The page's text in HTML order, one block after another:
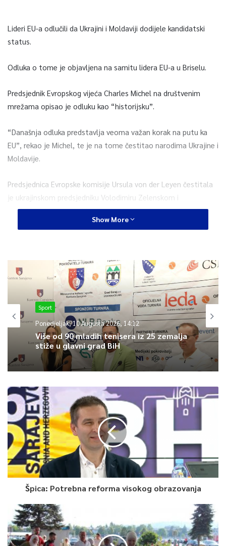
Lideri EU-a odlučili da Ukrajini i Moldaviji dodijele kandidatski
status.
Odluka o tome je objavljena na samitu lidera EU-a u Briselu.
Predsjednik Evropskog vijeća Charles Michel na društvenim
mrežama opisao je odluku kao “historijsku”.
“Današnja odluka predstavlja veoma važan korak na putu ka
EU”, rekao je Michel, te je na tome čestitao narodima Ukrajine i
Moldavije.
Predsjednica Evropske komisije Ursula von der Leyen čestitala
je ukrajinskom predsjedniku Volodimiru Zelenskom i
predsjednici Moldavije Maii Sandu zbog dodijele kandidatskog
odluke lidera to i potvrđuju”, rekla je Von der Leyen.
Ukrajina je podnijela zahtjev za članstvo u EU 28. februara
2022. godine, četiri dana nakon početka ruske ofanzive, a
Moldavija i Gruzija 3. marta 2022. godine. Evropsko vijeće 7.
marta pozvalo je Evropsku komisiju da iznese mišljenje o ovoj
Status kandidata je prvi korak u dugoročnom procesu
0
Article Rating
Show More
Sport
Ponedjeljak, 10 Augusta 2026, 14:12
Više od 90 mladih tenisera iz 25 zemalja
stiže u glavni grad BiH
Špica: Potrebna reforma visokog obrazovanja